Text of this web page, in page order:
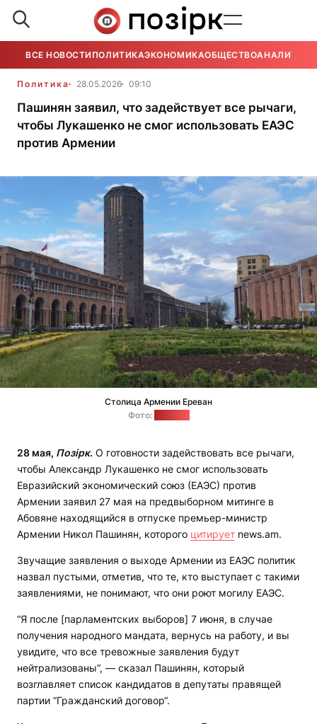
ВСЕ НОВОСТИ ПОЛИТИКАЭКОНОМИКАОБЩЕСТВОАНАЛИТИКА
Политика 28.05.2026 09:10
Пашинян заявил, что задействует все рычаги,
чтобы Лукашенко не смог использовать ЕАЭС
против Армении
Столица Армении Ереван
Фото:
28 мая, Позірк. О готовности задействовать все рычаги,
чтобы Александр Лукашенко не смог использовать
Евразийский экономический союз (ЕАЭС) против
Армении заявил 27 мая на предвыборном митинге в
Абовяне находящийся в отпуске премьер-министр
Армении Никол Пашинян, которого цитирует news.am.
Звучащие заявления о выходе Армении из ЕАЭС политик
назвал пустыми, отметив, что те, кто выступает с такими
заявлениями, не понимают, что они роют могилу ЕАЭС.
“Я после [парламентских выборов] 7 июня, в случае
получения народного мандата, вернусь на работу, и вы
увидите, что все тревожные заявления будут
нейтрализованы“, — сказал Пашинян, который
возглавляет список кандидатов в депутаты правящей
партии “Гражданский договор“.